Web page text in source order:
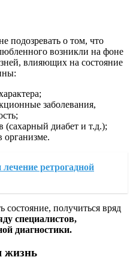
подозревать о том, что
возникли на фоне
влияющих на состояние
заболевания,
(сахарный диабет и т.д.);
организме.
ретрогадной
состояние, получиться вряд
специалистов,
диагностики.
жизнь